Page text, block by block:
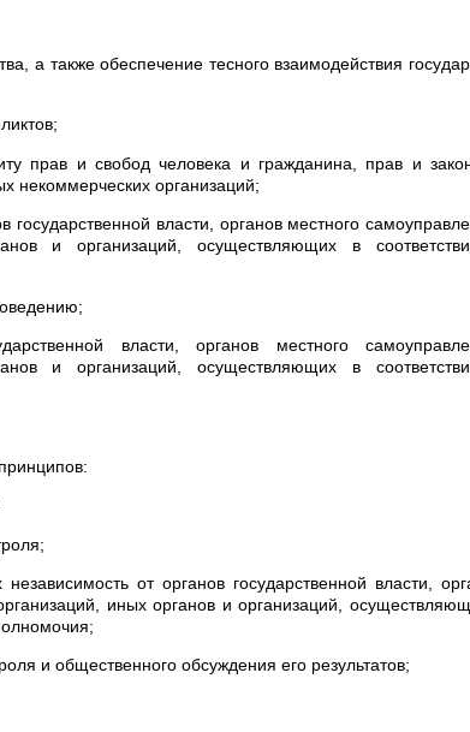
а также обеспечение тесного взаимодействия
прав и свобод человека и гражданина, прав и
некоммерческих организаций;
государственной власти, органов местного
и организаций, осуществляющих в
власти, органов местного
и организаций, осуществляющих в
от органов государственной власти,
иных органов и организаций,
и общественного обсуждения его результатов;